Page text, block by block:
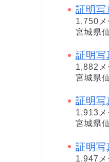
証明
1,750メ
宮城県
証明
1,882メ
宮城県
証明
1,913メ
宮城県
証明
1,947メ